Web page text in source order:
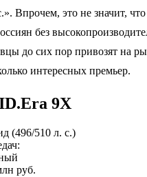
Впрочем, это не значит,
без
до сих пор привозят на
интересных премьер.
9X
(496/510 л. с.)
руб.